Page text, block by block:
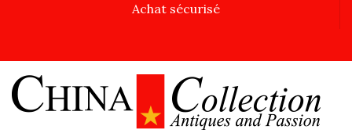
Achat sécurisé